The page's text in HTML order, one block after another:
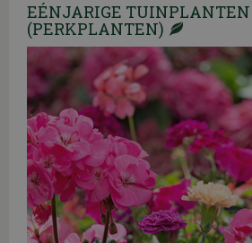
EÉNJARIGE TUINPLANTEN
(PERKPLANTEN)